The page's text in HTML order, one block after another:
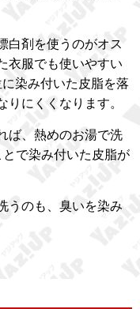
白剤を使うのがオス
衣服でも使いやすい
染み付いた皮脂を落
りにくくなります。
ば、熱めのお湯で洗
で染み付いた皮脂が
うのも、臭いを染み